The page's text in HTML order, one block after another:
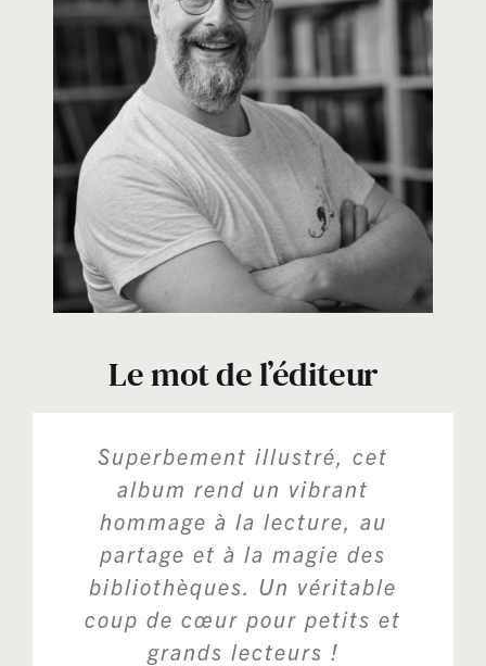
Le mot de l’éditeur
Superbement illustré, cet
album rend un vibrant
hommage à la lecture, au
partage et à la magie des
bibliothèques. Un véritable
coup de cœur pour petits et
grands lecteurs !